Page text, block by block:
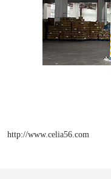
http://www.celia56.com